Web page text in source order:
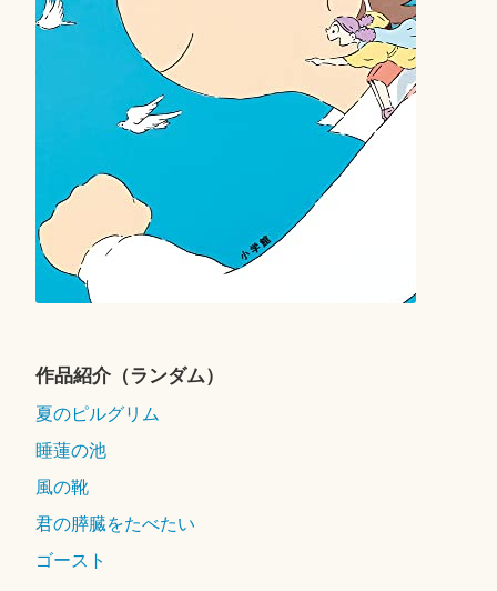
作品紹介（ランダム）
夏のピルグリム
睡蓮の池
風の靴
君の膵臓をたべたい
ゴースト